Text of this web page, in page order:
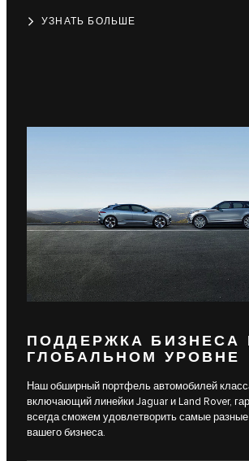
УЗНАТЬ БОЛЬШЕ
ПОДДЕРЖКА БИЗНЕСА
ГЛОБАЛЬНОМ УРОВНЕ
Наш обширный портфель автомобилей
включающий линейки Jaguar и Land Rover,
всегда сможем удовлетворить самые разные
вашего бизнеса.